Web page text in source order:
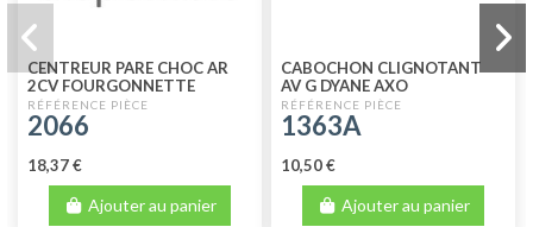
CENTREUR PARE CHOC AR
2CV FOURGONNETTE
ACADIANE
2066
18,37 €
Ajouter au panier
CABOCHON CLIGNOTANT
AV G DYANE AXO
1363A
10,50 €
Ajouter au panier